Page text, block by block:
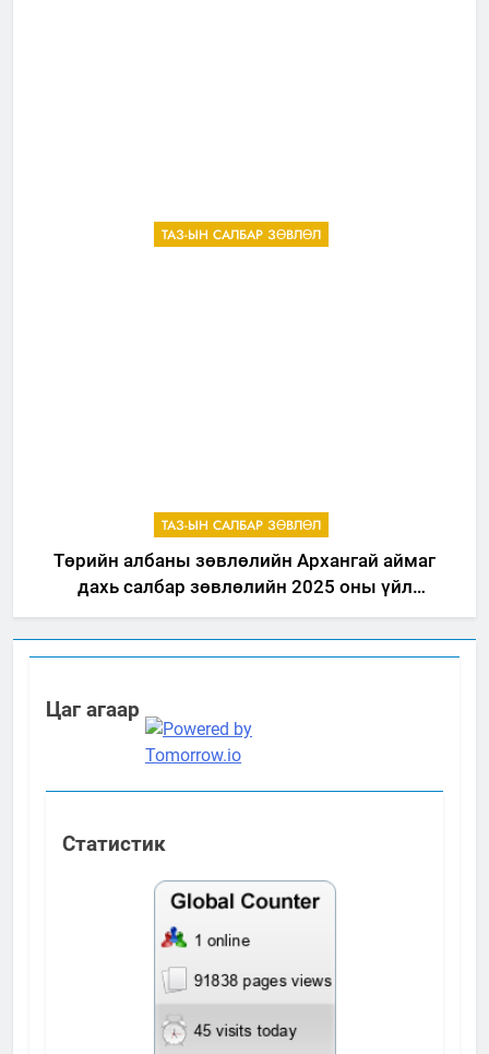
ТАЗ-ЫН САЛБАР ЗӨВЛӨЛ
ТАЗ-ЫН САЛБАР ЗӨВЛӨЛ
Төрийн албаны зөвлөлийн Архангай аймаг
дахь салбар зөвлөлийн 2025 оны үйл
ажиллагааны жилийн төлөвлөгөө
Цаг агаар
Статистик